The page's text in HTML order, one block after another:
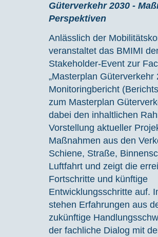
Güterverkehr 2030 -
Perspektiven
Anlässlich der
veranstaltet das BMIMI
Stakeholder-Event zur
„Masterplan Güterverkehr
Monitoringbericht
zum Masterplan
dabei den inhaltlichen
Vorstellung aktueller
Maßnahmen aus den
Schiene, Straße,
Luftfahrt und zeigt die
Fortschritte und künftige
Entwicklungsschritte auf.
stehen Erfahrungen aus
zukünftige
der fachliche Dialog mit